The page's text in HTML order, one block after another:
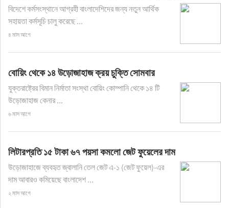
বিদেশে কর্মসংস্থানে আগ্রহী বাংলাদেশিদের জন্য নতুন আর্থিক
সহায়তা কর্মসূচি চালু করেছে ...
৪ মাস আগে
বোয়িং থেকে ১৪ উড়োজাহাজ ক্রয় চুক্তি সোমবার
যুক্তরাষ্ট্রের বিমান নির্মাতা সংস্থা বোয়িং কোম্পানি থেকে ১৪ টি
উড়োজাহাজ কেনার ...
৬ মাস আগে
লিটারপ্রতি ১৫ টাকা ৬৭ পয়সা কমলো জেট ফুয়েলের দাম
উড়োজাহাজে ব্যবহৃত জ্বালানি তেল জেট এ-১ (জেট ফুয়েল)-এর
দাম আবারও কমিয়েছে বাংলাদেশ ...
২ মাস আগে